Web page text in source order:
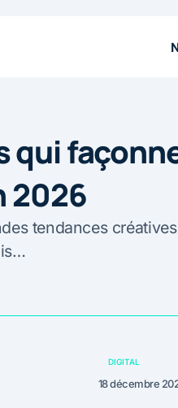
qui
2026
tendances
DIGITAL
18 décembre